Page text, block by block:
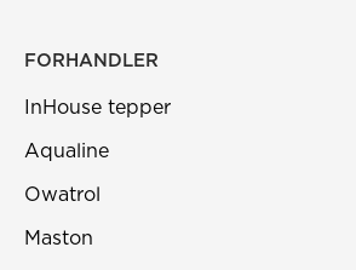
FORHANDLER
InHouse tepper
Aqualine
Owatrol
Maston